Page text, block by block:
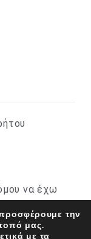
να έχω
13164):
την
μας.
με τα